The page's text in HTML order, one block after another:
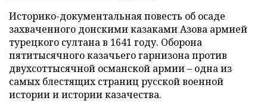
Историко-документальная повесть об осаде
захваченного донскими казаками Азова армией
турецкого султана в 1641 году. Оборона
пятитысячного казачьего гарнизона против
двухсоттысячной османской армии – одна из
самых блестящих страниц русской военной
истории и истории казачества.